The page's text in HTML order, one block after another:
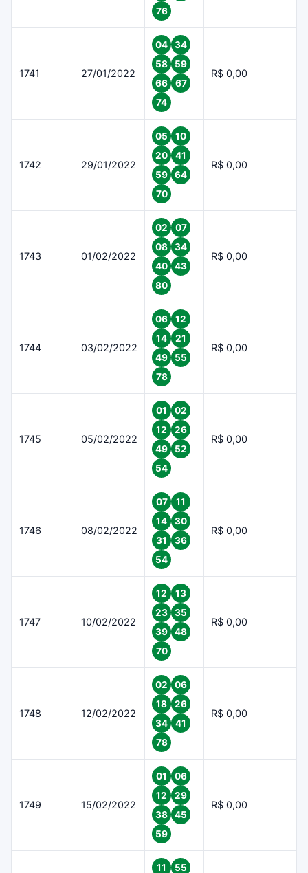
76
1741 27/01/2022
04
34
58
59
66
67
74
R$ 0,00
1742 29/01/2022
05
10
20
41
59
64
70
R$ 0,00
1743 01/02/2022
02
07
08
34
40
43
80
R$ 0,00
1744 03/02/2022
06
12
14
21
49
55
78
R$ 0,00
1745 05/02/2022
01
02
12
26
49
52
54
R$ 0,00
1746 08/02/2022
07
11
14
30
31
36
54
R$ 0,00
1747 10/02/2022
12
13
23
35
39
48
70
R$ 0,00
1748 12/02/2022
02
06
18
26
34
41
78
R$ 0,00
1749 15/02/2022
01
06
12
29
38
45
59
R$ 0,00
11 55